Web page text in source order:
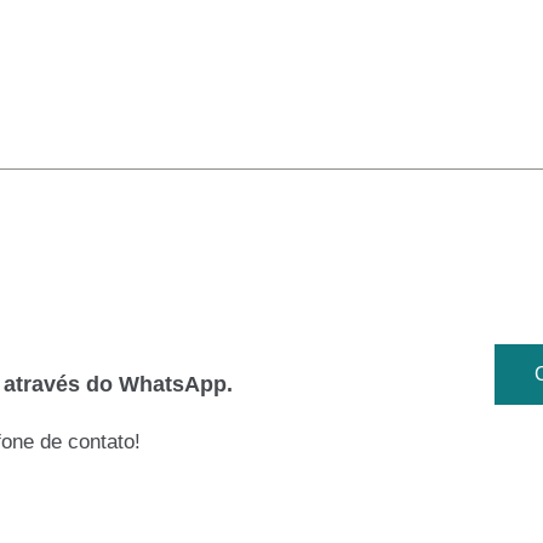
do WhatsApp.
de contato!